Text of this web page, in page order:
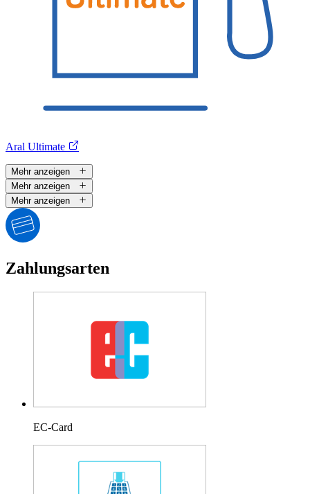
Aral Ultimate
Mehr anzeigen
Mehr anzeigen
Mehr anzeigen
Zahlungsarten
EC-Card